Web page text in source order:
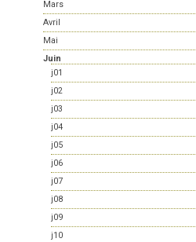
Mars
Avril
Mai
Juin
j01
j02
j03
j04
j05
j06
j07
j08
j09
j10